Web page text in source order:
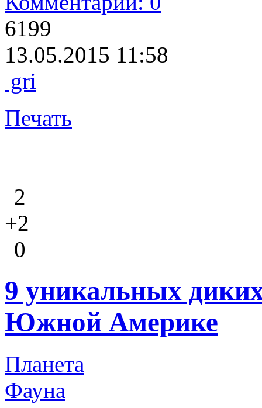
6199
13.05.2015 11:58
gri
Печать
2
+2
0
9 уникальных
Южной Америке
Планета
Фауна